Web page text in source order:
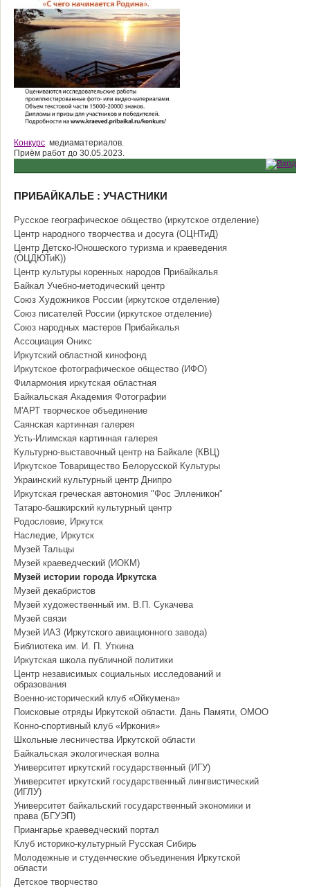
Конкурс медиаматериалов.
Приём работ до 30.05.2023.
ПРИБАЙКАЛЬЕ : УЧАСТНИКИ
Русское географическое общество (иркутское отделение)
Центр народного творчества и досуга (ОЦНТиД)
Центр Детско-Юношеского туризма и краеведения
(ОЦДЮТиК))
Центр культуры коренных народов Прибайкалья
Байкал Учебно-методический центр
Союз Художников России (иркутское отделение)
Союз писателей России (иркутское отделение)
Союз народных мастеров Прибайкалья
Ассоциация Оникс
Иркутский областной кинофонд
Иркутское фотографическое общество (ИФО)
Филармония иркутская областная
Байкальская Академия Фотографии
М'АРТ творческое объединение
Саянская картинная галерея
Усть-Илимская картинная галерея
Культурно-выставочный центр на Байкале (КВЦ)
Иркутское Товарищество Белорусской Культуры
Украинский культурный центр Днипро
Иркутская греческая автономия "Фос Элленикон"
Татаро-башкирский культурный центр
Родословие, Иркутск
Наследие, Иркутск
Музей Тальцы
Музей краеведческий (ИОКМ)
Музей истории города Иркутска
Музей декабристов
Музей художественный им. В.П. Сукачева
Музей связи
Музей ИАЗ (Иркутского авиационного завода)
Библиотека им. И. П. Уткина
Иркутская школа публичной политики
Центр независимых социальных исследований и
образования
Военно-исторический клуб «Ойкумена»
Поисковые отряды Иркутской области. Дань Памяти, ОМОО
Конно-спортивный клуб «Иркония»
Школьные лесничества Иркутской области
Байкальская экологическая волна
Университет иркутский государственный (ИГУ)
Университет иркутский государственный лингвистический
(ИГЛУ)
Университет байкальский государственный экономики и
права (БГУЭП)
Приангарье краеведческий портал
Клуб историко-культурный Русская Сибирь
Молодежные и студенческие объединения Иркутской
области
Детское творчество